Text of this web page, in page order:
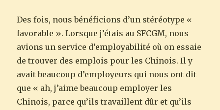
Des fois, nous bénéficions d’un stéréotype «
favorable ». Lorsque j’étais au SFCGM, nous
avions un service d’employabilité où on essaie
de trouver des emplois pour les Chinois. Il y
avait beaucoup d’employeurs qui nous ont dit
que « ah, j’aime beaucoup employer les
Chinois, parce qu’ils travaillent dûr et qu’ils